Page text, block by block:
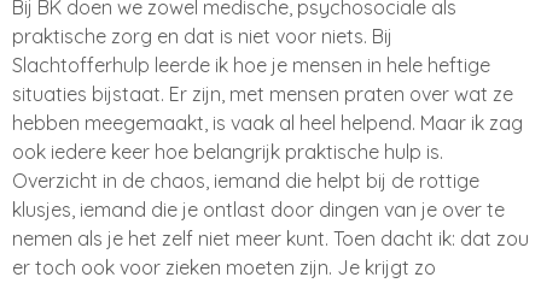
Bij BK doen we zowel medische, psychosociale als
praktische zorg en dat is niet voor niets. Bij
Slachtofferhulp leerde ik hoe je mensen in hele heftige
situaties bijstaat. Er zijn, met mensen praten over wat ze
hebben meegemaakt, is vaak al heel helpend. Maar ik zag
ook iedere keer hoe belangrijk praktische hulp is.
Overzicht in de chaos, iemand die helpt bij de rottige
klusjes, iemand die je ontlast door dingen van je over te
nemen als je het zelf niet meer kunt. Toen dacht ik: dat zou
er toch ook voor zieken moeten zijn. Je krijgt zo